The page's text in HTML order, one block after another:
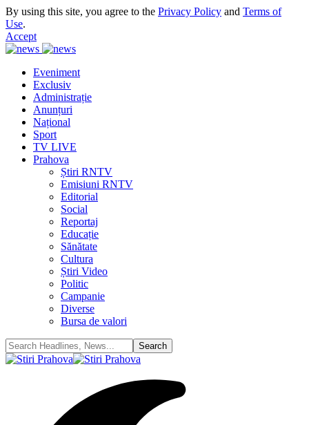
By using this site, you agree to the Privacy Policy and Terms of
Use.
Accept
Eveniment
Exclusiv
Administrație
Anunțuri
Național
Sport
TV LIVE
Prahova
Știri RNTV
Emisiuni RNTV
Editorial
Social
Reportaj
Educație
Sănătate
Cultura
Știri Video
Politic
Campanie
Diverse
Bursa de valori